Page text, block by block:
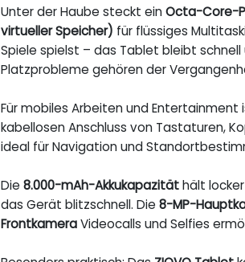
Unter der Haube steckt einOcta-Core-
virtueller Speicher) für flüssiges
Spiele spielst – das Tablet bleibt schnell
Platzprobleme gehören der
Für mobiles Arbeiten und Entertainment
kabellosen Anschluss von Tastaturen,
ideal für Navigation und
Die8.000-mAh-Akkukapazitäthält
das Gerät blitzschnell. Die8-MP-
FrontkameraVideocalls und Selfies